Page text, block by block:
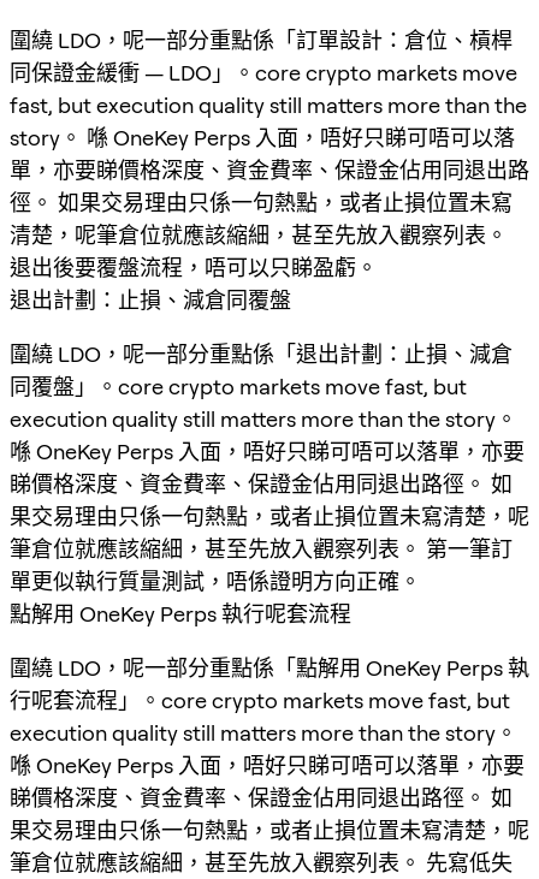
圍繞 LDO，呢一部分重點係「訂單設計：倉位、槓桿
同保證金緩衝 — LDO」。core crypto markets move
fast, but execution quality still matters more than the
story。 喺 OneKey Perps 入面，唔好只睇可唔可以落
單，亦要睇價格深度、資金費率、保證金佔用同退出路
徑。 如果交易理由只係一句熱點，或者止損位置未寫
清楚，呢筆倉位就應該縮細，甚至先放入觀察列表。
退出後要覆盤流程，唔可以只睇盈虧。
退出計劃：止損、減倉同覆盤
圍繞 LDO，呢一部分重點係「退出計劃：止損、減倉
同覆盤」。core crypto markets move fast, but
execution quality still matters more than the story。
喺 OneKey Perps 入面，唔好只睇可唔可以落單，亦要
睇價格深度、資金費率、保證金佔用同退出路徑。 如
果交易理由只係一句熱點，或者止損位置未寫清楚，呢
筆倉位就應該縮細，甚至先放入觀察列表。 第一筆訂
單更似執行質量測試，唔係證明方向正確。
點解用 OneKey Perps 執行呢套流程
圍繞 LDO，呢一部分重點係「點解用 OneKey Perps 執
行呢套流程」。core crypto markets move fast, but
execution quality still matters more than the story。
喺 OneKey Perps 入面，唔好只睇可唔可以落單，亦要
睇價格深度、資金費率、保證金佔用同退出路徑。 如
果交易理由只係一句熱點，或者止損位置未寫清楚，呢
筆倉位就應該縮細，甚至先放入觀察列表。 先寫低失